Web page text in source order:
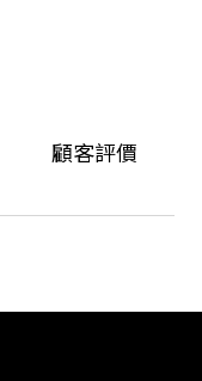
顧客評價